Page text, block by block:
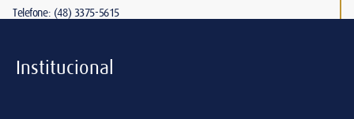
Telefone: (48) 3375-5615
Institucional